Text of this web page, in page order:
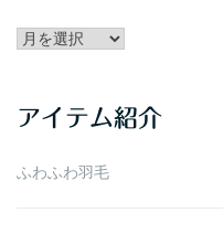
アー
ブ
アイテム紹介
ふわふわ羽毛